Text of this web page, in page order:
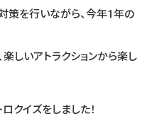
策を行いながら、今年1年の
しいアトラクションから楽し
クイズをしました！